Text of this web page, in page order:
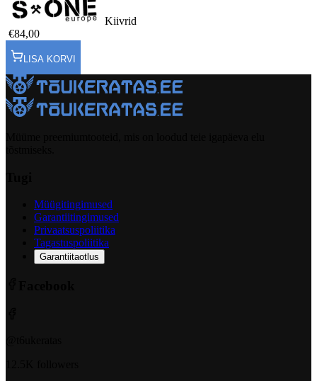
Kiivrid
€84,00
LISA KORVI
Müügitingimused
Garantiitingimused
Privaatsuspoliitika
Tagastuspoliitika
Garantiitaotlus